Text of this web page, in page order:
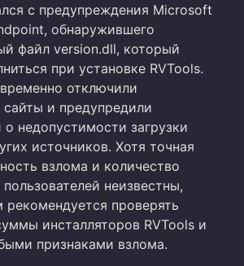
с предупреждения Microsoft
обнаружившего
файл version.dll, который
при установке RVTools.
отключили
и предупредили
о недопустимости загрузки
источников. Хотя точная
взлома и количество
неизвестны,
рекомендуется проверять
инсталляторов RVTools и
признаками взлома.